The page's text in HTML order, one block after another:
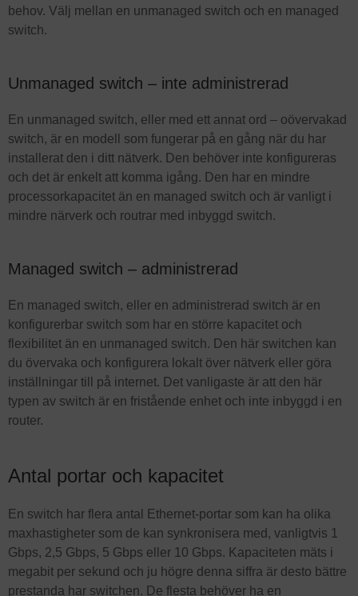
behov. Välj mellan en unmanaged switch och en managed
switch.
Unmanaged switch – inte administrerad
En unmanaged switch, eller med ett annat ord – oövervakad
switch, är en modell som fungerar på en gång när du har
installerat den i ditt nätverk. Den behöver inte konfigureras
och det är enkelt att komma igång. Den har en mindre
processorkapacitet än en managed switch och är vanligt i
mindre närverk och routrar med inbyggd switch.
Managed switch – administrerad
En managed switch, eller en administrerad switch är en
konfigurerbar switch som har en större kapacitet och
flexibilitet än en unmanaged switch. Den här switchen kan
du övervaka och konfigurera lokalt över nätverk eller göra
inställningar till på internet. Det vanligaste är att den här
typen av switch är en fristående enhet och inte inbyggd i en
router.
Antal portar och kapacitet
En switch har flera antal Ethernet-portar som kan ha olika
maxhastigheter som de kan synkronisera med, vanligtvis 1
Gbps, 2,5 Gbps, 5 Gbps eller 10 Gbps. Kapaciteten mäts i
megabit per sekund och ju högre denna siffra är desto bättre
prestanda har switchen. De flesta behöver ha en